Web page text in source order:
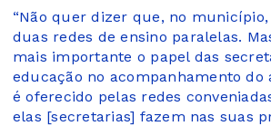
“Não quer dizer que, no
duas redes de ensino paralelas.
mais importante o papel das
educação no acompanhamento do
é oferecido pelas redes
elas [secretarias] fazem nas suas